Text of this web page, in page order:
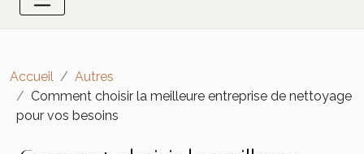
Accueil
Autres
Comment choisir la meilleure entreprise de nettoyage
pour vos besoins